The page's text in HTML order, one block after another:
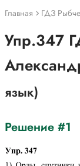
Главная ГДЗ
Упр.347
язык)
Решение #1